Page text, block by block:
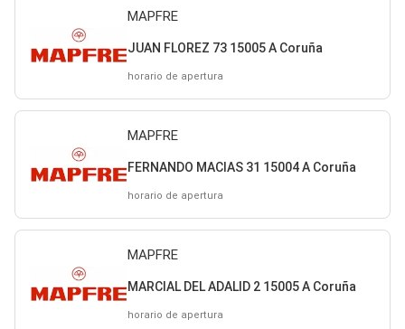
MAPFRE
JUAN FLOREZ 73 15005 A Coruña
horario de apertura
MAPFRE
FERNANDO MACIAS 31 15004 A Coruña
horario de apertura
MAPFRE
MARCIAL DEL ADALID 2 15005 A Coruña
horario de apertura